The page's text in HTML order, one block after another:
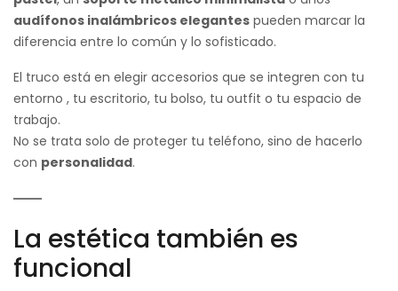
audífonos inalámbricos elegantes pueden marcar la
diferencia entre lo común y lo sofisticado.
El truco está en elegir accesorios que se integren con tu
entorno , tu escritorio, tu bolso, tu outfit o tu espacio de
trabajo.
No se trata solo de proteger tu teléfono, sino de hacerlo
con personalidad.
La estética también es
funcional